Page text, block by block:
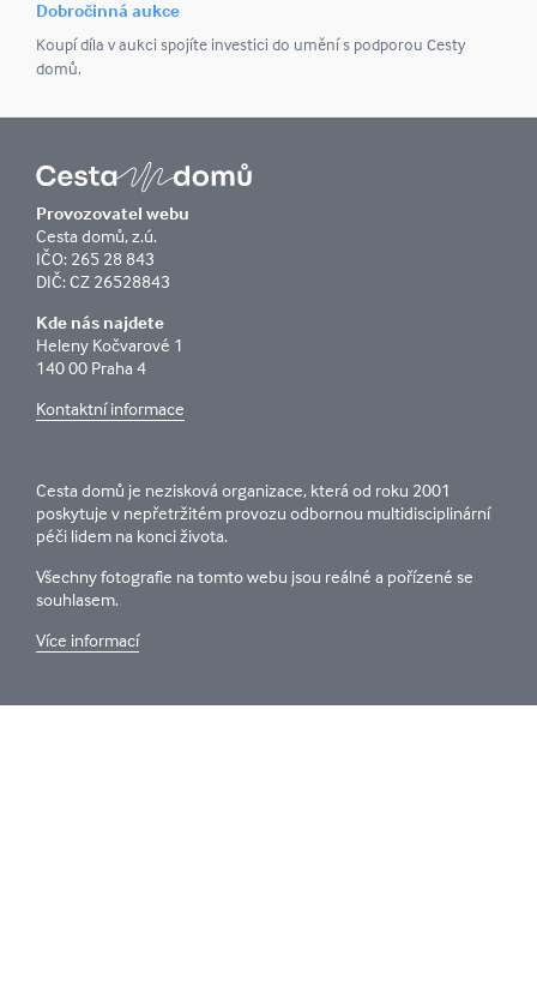
Dobročinná aukce
Koupí díla v aukci spojíte investici do umění s podporou Cesty
domů.
Provozovatel webu
Cesta domů, z.ú.
IČO: 265 28 843
DIČ: CZ 26528843
Kde nás najdete
Heleny Kočvarové 1
140 00 Praha 4
Kontaktní informace
Cesta domů je nezisková organizace, která od roku 2001
poskytuje v nepřetržitém provozu odbornou multidisciplinární
péči lidem na konci života.
Všechny fotografie na tomto webu jsou reálné a pořízené se
souhlasem.
Více informací